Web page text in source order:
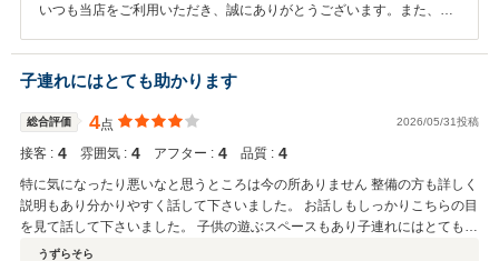
いつも当店をご利用いただき、誠にありがとうございます。また、す
より御礼申し上げます。 スタッフの対応について「優しく丁寧」「理
解できるまで教えてくれる」と、これ以上ない温かいお言葉をいただ
き、本当に嬉しい限りです。お車の知識がなくても全く心配いりませ
ん。お客様が心からご納得し、安心して愛車にお乗りいただけること
が、私共プロフェッショナルとしての最大の喜びです。 今後も、どん
な小さな疑問でもいつでもお気軽にご相談いただける「一番身近な味
方」であり続けられるよう、誠実なサポートを徹底してまいります。
またのご来店をスタッフ一同、心よりお待ちしております。今後とも
どうぞよろしくお願いいたします！
子連れにはとても助かります
総合評価 4点 2026/05/31投稿
接客 : 4 雰囲気 : 4 アフター : 4 品質 : 4
特に気になったり悪いなと思うところは今の所ありません 整備の方も詳しく
説明もあり分かりやすく話して下さいました。 お話しもしっかりこちらの目
を見て話して下さいました。 子供の遊ぶスペースもあり子連れにはとても助
かります
うずらそら